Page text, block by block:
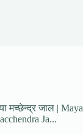
मच्छेन्द्र जाल | Maya
Ja...